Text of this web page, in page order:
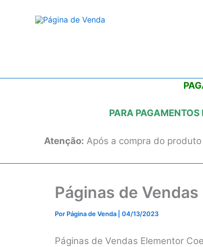
PARA
Atenção: Após a compra do
Páginas de
Por Página de Venda 04/13/2023
Páginas de Vendas Elementor